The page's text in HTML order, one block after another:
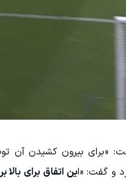
«برای بیرون کشیدن آن
و گفت: «این اتفاق برای